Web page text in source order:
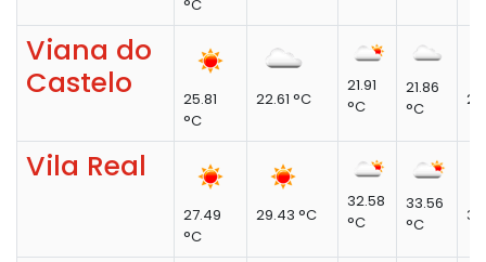
°C
Viana do
Castelo
25.81
°C
22.61 °C
21.91
°C
21.86
°C
Vila Real
27.49
°C
29.43 °C
32.58
°C
33.56
°C